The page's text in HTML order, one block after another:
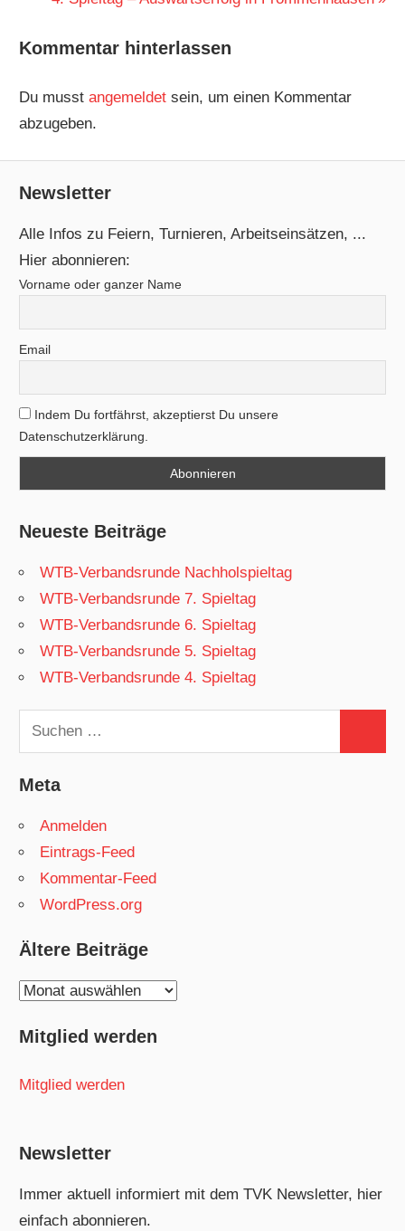
Kommentar hinterlassen
Du musstangemeldet sein, um einen Kommentar
abzugeben.
Newsletter
Alle Infos zu Feiern, Turnieren, Arbeitseinsätzen, ...
Hier abonnieren:
Vorname oder ganzer Name
Email
Indem Du fortfährst, akzeptierst Du unsere
Datenschutzerklärung.
Neueste Beiträge
WTB-Verbandsrunde Nachholspieltag
WTB-Verbandsrunde 7. Spieltag
WTB-Verbandsrunde 6. Spieltag
WTB-Verbandsrunde 5. Spieltag
WTB-Verbandsrunde 4. Spieltag
Suchen
nach:
Meta
Anmelden
Eintrags-Feed
Kommentar-Feed
WordPress.org
Ältere Beiträge
Ältere
Mitglied werden
Mitglied werden
Newsletter
Immer aktuell informiert mit dem TVK Newsletter, hier
einfach abonnieren.